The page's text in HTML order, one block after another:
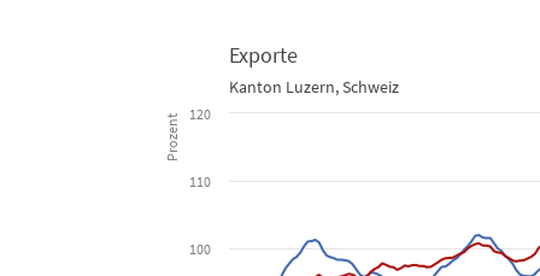
Line chart with 2 lines.
Kanton Luzern, Schweiz
The chart has 1 X axis displaying Time. Data ranges
Prozent
Exporte
Kanton Luzern, Schweiz
100
110
120